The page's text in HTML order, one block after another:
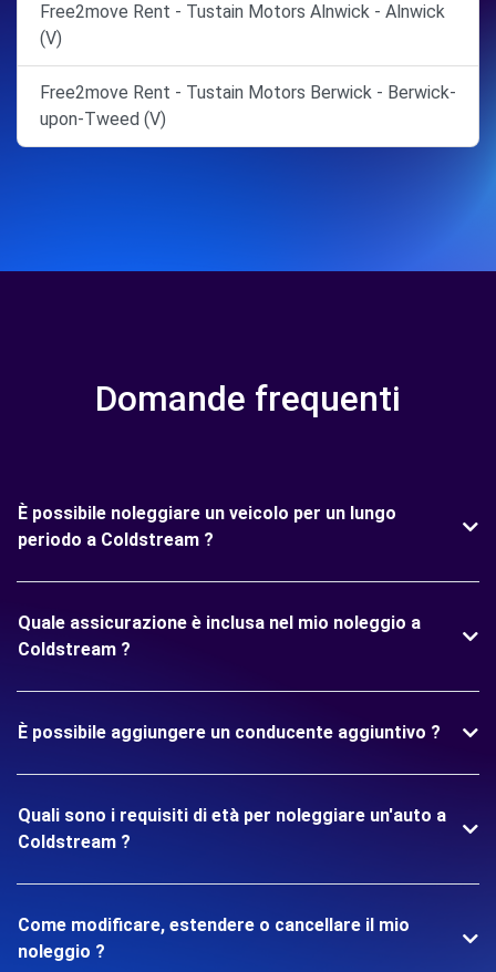
Free2move Rent - Tustain Motors Alnwick - Alnwick
(V)
Free2move Rent - Tustain Motors Berwick - Berwick-
upon-Tweed (V)
Domande frequenti
È possibile noleggiare un veicolo per un lungo
periodo a Coldstream ?
Quale assicurazione è inclusa nel mio noleggio a
Coldstream ?
È possibile aggiungere un conducente aggiuntivo ?
Quali sono i requisiti di età per noleggiare un'auto a
Coldstream ?
Come modificare, estendere o cancellare il mio
noleggio ?